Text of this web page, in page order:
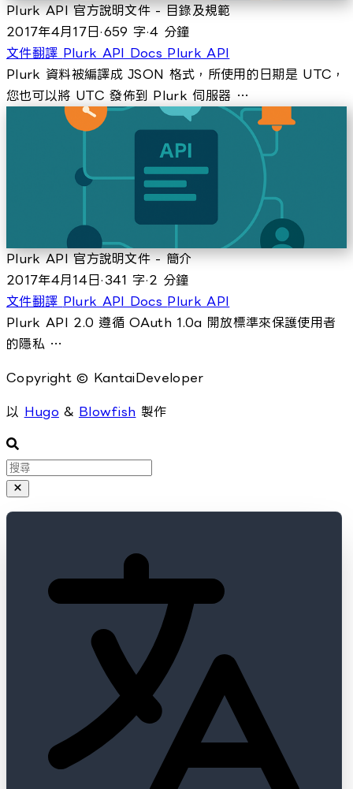
Plurk API 官方說明文件 - 目錄及規範
2017年4月17日·659 字·4 分鐘
文件翻譯Plurk API DocsPlurk API
Plurk 資料被編譯成 JSON 格式，所使用的日期是 UTC，
您也可以將 UTC 發佈到 Plurk 伺服器 …
Plurk API 官方說明文件 - 簡介
2017年4月14日·341 字·2 分鐘
文件翻譯Plurk API DocsPlurk API
Plurk API 2.0 遵循 OAuth 1.0a 開放標準來保護使用者
的隱私 …
Copyright © KantaiDeveloper
以Hugo&Blowfish製作